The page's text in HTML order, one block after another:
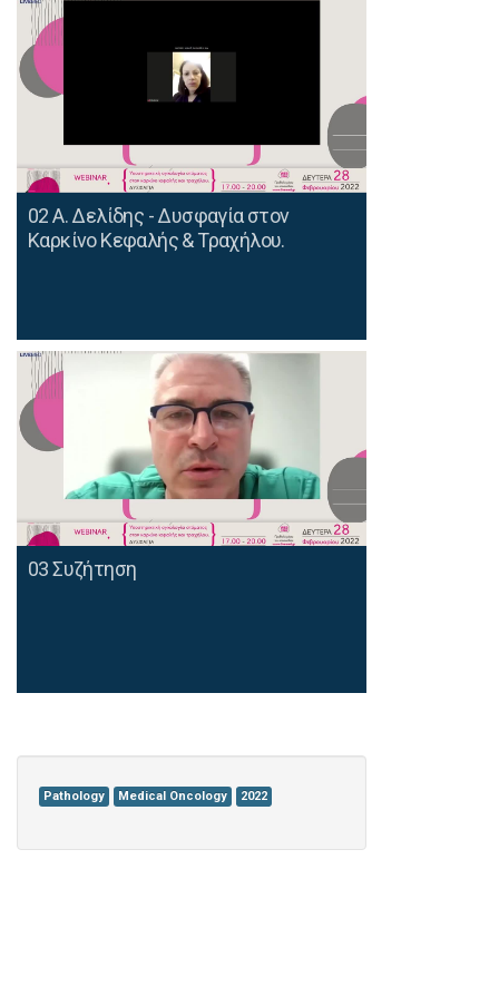
02 Α. Δελίδης - Δυσφαγία στον
Καρκίνο Κεφαλής & Τραχήλου.
03 Συζήτηση
Pathology Medical Oncology 2022